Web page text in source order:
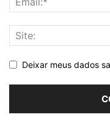
Deixar meus dados